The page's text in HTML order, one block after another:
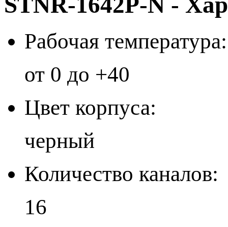
Рабочая температура:
от 0 до +40
Цвет корпуса:
черный
Количество каналов:
16